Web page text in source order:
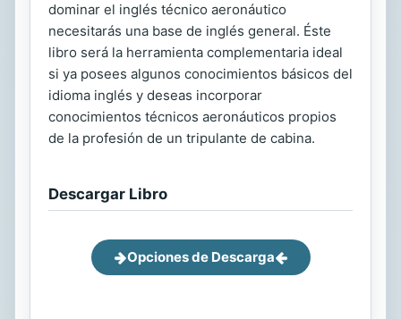
dominar el inglés técnico aeronáutico
necesitarás una base de inglés general. Éste
libro será la herramienta complementaria ideal
si ya posees algunos conocimientos básicos del
idioma inglés y deseas incorporar
conocimientos técnicos aeronáuticos propios
de la profesión de un tripulante de cabina.
Descargar Libro
Opciones de Descarga